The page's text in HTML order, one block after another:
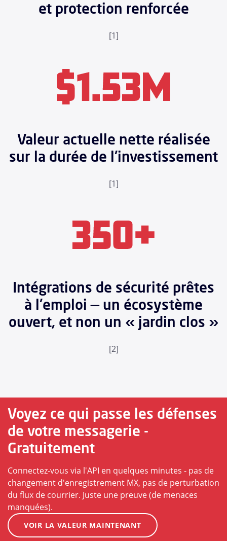
et protection renforcée
[1]
Valeur actuelle nette réalisée
sur la durée de l'investissement
[1]
Intégrations de sécurité prêtes
à l'emploi — un écosystème
ouvert, et non un « jardin clos »
[2]
Voyez ce qui passe les défenses
de votre messagerie -
Gratuitement
Connectez-vous via l'API en quelques minutes - pas de
changement d'enregistrement MX, pas de perturbation
du flux de courrier. Juste une preuve (de menaces
manquées).
VOIR LA VALEUR MAINTENANT